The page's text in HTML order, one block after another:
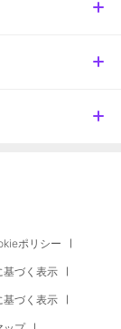
ポリシー
基づく表示
基づく表示